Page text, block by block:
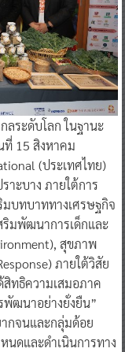
ลระดับโลก ในฐานะ
ที่ 15 สิงหาคม
(ประเทศไทย)
าะบาง ภายใต้การ
มบทบาททางเศรษฐกิจ
ริมพัฒนาการเด็กและ
สุขภาพ
ภายใต้วิสัย
ทธิความเสมอภาค
พัฒนาอย่างยั่งยืน”
กจนและกลุ่มด้อย
นดและดำเนินการทาง